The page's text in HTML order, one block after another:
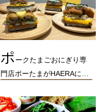
ポークたまごおにぎり専
門店ポーたまがHAERAに…